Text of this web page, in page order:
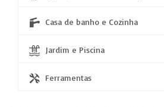
Casa de banho e Cozinha
Jardim e Piscina
Ferramentas